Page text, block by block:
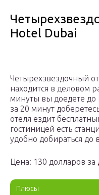
Hotel Dubai
Четырехзвездочный
находится в деловом
минуты вы доедете
за 20 минут
отеля ездит
гостиницей есть
удобно добираться до
Цена: 130 долларов
Плюсы